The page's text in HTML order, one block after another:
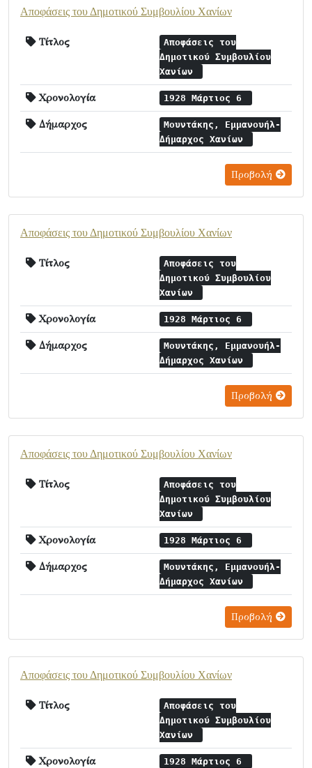
Αποφάσεις του Δημοτικού Συμβουλίου Χανίων
Τίτλος
Αποφάσεις του
Δημοτικού Συμβουλίου
Χανίων
Χρονολογία 1928 Μάρτιος 6
Δήμαρχος
Μουντάκης, Εμμανουήλ-
Δήμαρχος Χανίων
Προβολή
Αποφάσεις του Δημοτικού Συμβουλίου Χανίων
Τίτλος
Αποφάσεις του
Δημοτικού Συμβουλίου
Χανίων
Χρονολογία 1928 Μάρτιος 6
Δήμαρχος
Μουντάκης, Εμμανουήλ-
Δήμαρχος Χανίων
Προβολή
Αποφάσεις του Δημοτικού Συμβουλίου Χανίων
Τίτλος
Αποφάσεις του
Δημοτικού Συμβουλίου
Χανίων
Χρονολογία 1928 Μάρτιος 6
Δήμαρχος
Μουντάκης, Εμμανουήλ-
Δήμαρχος Χανίων
Προβολή
Αποφάσεις του Δημοτικού Συμβουλίου Χανίων
Τίτλος
Αποφάσεις του
Δημοτικού Συμβουλίου
Χανίων
Χρονολογία 1928 Μάρτιος 6